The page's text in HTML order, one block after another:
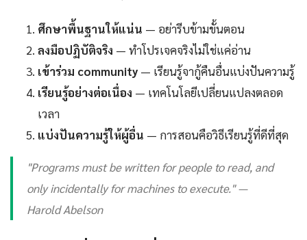
ศึกษาพื้นฐานให้แน่น — อย่ารีบข้ามขั้นตอน
ลงมือปฏิบัติจริง — ทำโปรเจคจริงไม่ใช่แค่อ่าน
เข้าร่วม community — เรียนรู้จากู้คืนอื่นแบ่งปันความรู้
เรียนรู้อย่างต่อเนื่อง — เทคโนโลยีเปลี่ยนแปลงตลอด
เวลา
แบ่งปันความรู้ให้ผู้อื่น — การสอนคือวิธีเรียนรู้ที่ดีที่สุด
"Programs must be written for people to read, and
only incidentally for machines to execute." —
Harold Abelson